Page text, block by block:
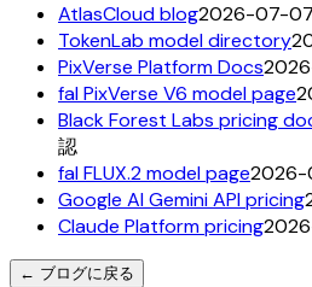
AtlasCloud blog2026-07-07
TokenLab model directory
PixVerse Platform Docs
fal PixVerse V6 model page
Black Forest Labs pricing
認
fal FLUX.2 model page2026-
Google AI Gemini API pricing
Claude Platform pricing
← ブログに戻る